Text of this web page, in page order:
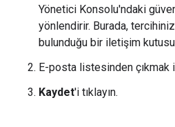
Yönetici Konsolu'ndaki
yönlendirir. Burada,
bulunduğu bir iletişim kutusu
E-posta listesinden çıkmak
Kaydet'i tıklayın.